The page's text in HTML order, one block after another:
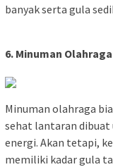
banyak serta gula
6. Minuman Olahraga
Minuman olahraga
sehat lantaran dibuat
energi. Akan tetapi,
memiliki kadar gula